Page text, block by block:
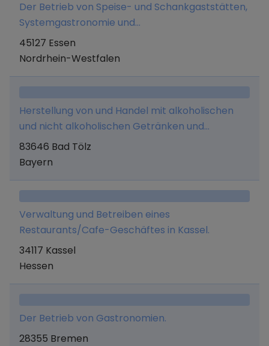
für die Herstellung und den Vertrieb von
Speiseeisen.
Der Betrieb von Speise- und Schankgaststätten,
Systemgastronomie und
Gastronomiedienstleistungen.
45127 Essen
Nordrhein-Westfalen
Herstellung von und Handel mit alkoholischen
und nicht alkoholischen Getränken und
Lebensmitteln aller Art, sowie Erbringung
jeglicher Dienstleistungen, die mit diesem
Unternehmensberatung, Betrieb einer
Werbeagentur und Erwerb, Halten und
Verwaltung von Unternehmensbeteiligungen.
83646 Bad Tölz
Bayern
Verwaltung und Betreiben eines
Restaurants/Cafe-Geschäftes in Kassel.
34117 Kassel
Hessen
Der Betrieb von Gastronomien.
28355 Bremen